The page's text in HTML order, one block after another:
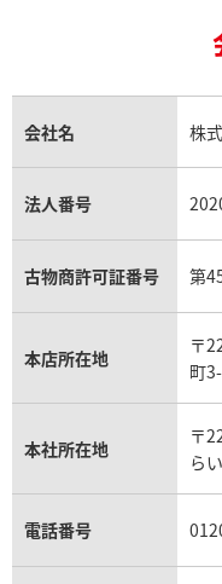
金貨買取
貴金属買取
銀・シルバー買取
パラジウム買取
トパーズ買取
タンザナイト買取
キャッツアイ買取
アクアマリン買取
ロレックス エクスプロー
ロレックス デイトジャス
パテック フィリップノー
ヴァシュロン・コンスタ
オメガ買取
カルティエ買取
フランク ミュラー買取
リシャール・ミル買取
パネライ買取
チューダー（チュードル
シャネル マトラッセ買取
セリーヌ買取
プラダ買取
ヴァンクリーフ＆アーペ
ショーメ買取
ダミアーニ買取
モーブッサン買取
会社名 株
法人番号
古物商許可証番号 第
本店所在地
〒
町
本社所在地
〒
ら
電話番号